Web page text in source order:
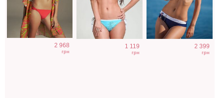
2 968
грн
1 119
грн
2 399
грн
Итальянский
раздельный
Синий
раздельный
Короткое черное
нарядное
короткое платье